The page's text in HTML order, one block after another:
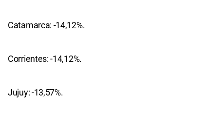
Catamarca: -14,12%.
Corrientes: -14,12%.
Jujuy: -13,57%.